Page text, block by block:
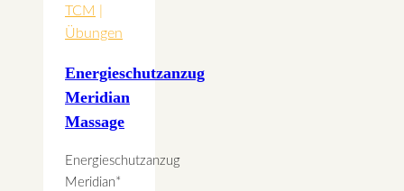
TCM
Übungen
Energieschutzanzug
Meridian
Massage
Energieschutzanzug
Meridian*